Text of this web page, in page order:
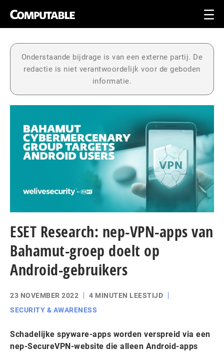
Onderstaande bijdrage is van een externe partij. De
redactie is niet verantwoordelijk voor de geboden
informatie.
ESET Research: nep-VPN-apps van
Bahamut-groep doelt op
Android-gebruikers
23 NOVEMBER 2022
4 MINUTEN LEESTIJD
SECURITY & AWARENESS
Schadelijke spyware-apps worden verspreid via een
nep-SecureVPN-website die alleen Android-apps